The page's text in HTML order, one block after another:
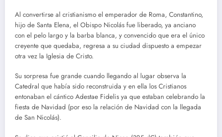
Al convertirse al cristianismo el emperador de Roma, Constantino,
hijo de Santa Elena, el Obispo Nicolás fue liberado, ya anciano
con el pelo largo y la barba blanca, y convencido que era el único
creyente que quedaba, regresa a su ciudad dispuesto a empezar
otra vez la Iglesia de Cristo.
Su sorpresa fue grande cuando llegando al lugar observa la
Catedral que había sido reconstruida y en ella los Cristianos
entonaban el cántico Adestae Fidelis ya que estaban celebrando la
fiesta de Navidad (por eso la relación de Navidad con la llegada
de San Nicolás).